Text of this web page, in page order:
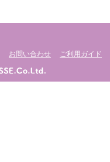
お問い合わせ ご利用ガイド